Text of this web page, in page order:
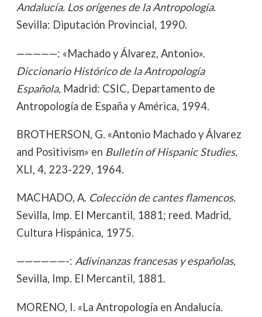
Andalucía. Los orígenes de la Antropología.
Sevilla: Diputación Provincial, 1990.
—————: «Machado y Álvarez, Antonio».
Diccionario Histórico de la Antropología
Española,Madrid: CSIC, Departamento de
Antropología de España y América, 1994.
BROTHERSON, G. «Antonio Machado y Álvarez
and Positivism» en Bulletin of Hispanic Studies,
XLI, 4, 223-229, 1964.
MACHADO, A. Colección de cantes flamencos.
Sevilla, Imp. El Mercantil, 1881; reed. Madrid,
Cultura Hispánica, 1975.
——————-: Adivinanzas francesas y españolas,
Sevilla, Imp. El Mercantil, 1881.
MORENO, I. «La Antropología en Andalucía.